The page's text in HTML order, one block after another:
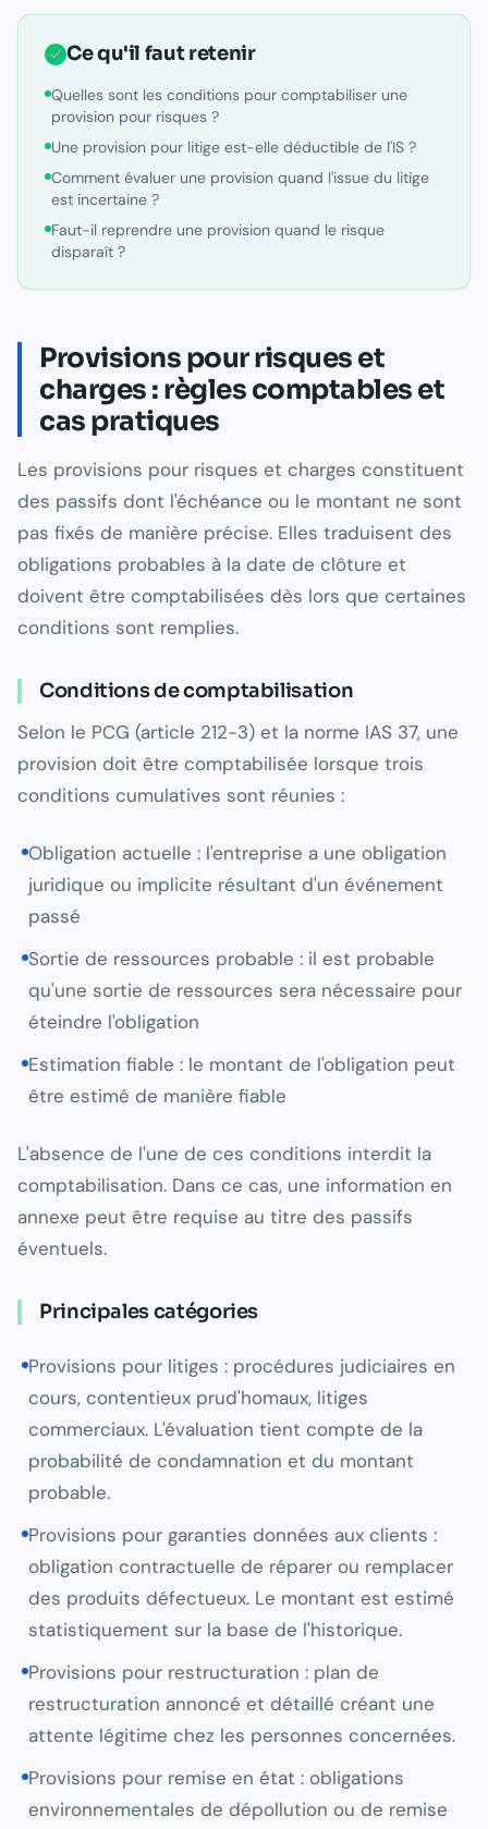
Ce qu'il faut retenir
Quelles sont les conditions pour comptabiliser une
provision pour risques ?
Une provision pour litige est-elle déductible de l'IS ?
Comment évaluer une provision quand l'issue du litige
est incertaine ?
Faut-il reprendre une provision quand le risque
disparaît ?
Provisions pour risques et
charges : règles comptables et
cas pratiques
Les provisions pour risques et charges constituent
des passifs dont l'échéance ou le montant ne sont
pas fixés de manière précise. Elles traduisent des
obligations probables à la date de clôture et
doivent être comptabilisées dès lors que certaines
conditions sont remplies.
Conditions de comptabilisation
Selon le PCG (article 212-3) et la norme IAS 37, une
provision doit être comptabilisée lorsque trois
conditions cumulatives sont réunies :
Obligation actuelle : l'entreprise a une obligation
juridique ou implicite résultant d'un événement
passé
Sortie de ressources probable : il est probable
qu'une sortie de ressources sera nécessaire pour
éteindre l'obligation
Estimation fiable : le montant de l'obligation peut
être estimé de manière fiable
L'absence de l'une de ces conditions interdit la
comptabilisation. Dans ce cas, une information en
annexe peut être requise au titre des passifs
éventuels.
Principales catégories
Provisions pour litiges : procédures judiciaires en
cours, contentieux prud'homaux, litiges
commerciaux. L'évaluation tient compte de la
probabilité de condamnation et du montant
probable.
Provisions pour garanties données aux clients :
obligation contractuelle de réparer ou remplacer
des produits défectueux. Le montant est estimé
statistiquement sur la base de l'historique.
Provisions pour restructuration : plan de
restructuration annoncé et détaillé créant une
attente légitime chez les personnes concernées.
Provisions pour remise en état : obligations
environnementales de dépollution ou de remise